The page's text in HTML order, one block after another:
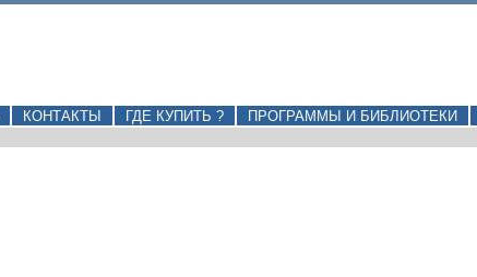
КОНТАКТЫ ГДЕ КУПИТЬ ? ПРОГРАММЫ И БИБЛИОТЕКИ